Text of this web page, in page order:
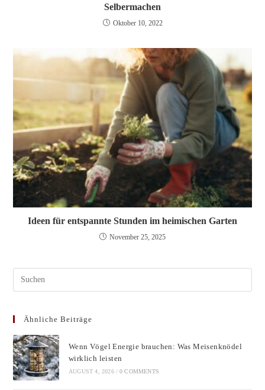
Selbermachen
Oktober 10, 2022
Ideen für entspannte Stunden im heimischen Garten
November 25, 2025
Ähnliche Beiträge
Wenn Vögel Energie brauchen: Was Meisenknödel
wirklich leisten
AUGUST 4, 2026 / 0 COMMENTS